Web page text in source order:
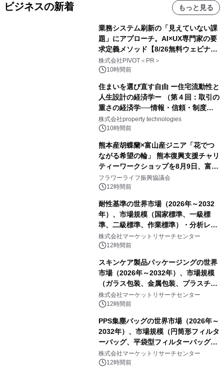
ビジネスの新着 もっと見る
業務システム刷新の「見えていない課
題」にアプローチ。AI×UX専門家の要
求定義メソッド【8/26無料ウェビナ
ー】株式会社PIVOT
株式会社PIVOT＜PR＞
10時間前
住まいを選び直す自由 ー住宅流動性と
人生設計の経済学ー （第４回：取引の
重さの経済学──情報・信頼・制度を
PropTechはどう組み替えるか）｜
PropTech-Lab
株式会社property technologies
10時間前
熊本産胡蝶蘭×富山産ジニア「花でつ
ながる希望の輪」 熊本復興支援チャリ
ティーワークショップを8月9日、富
山・射水で開催
フラワーライフ振興協議会
12時間前
耐性基準の世界市場（2026年～2032
年）、市場規模（国家標準、一級標
準、二級標準、作業標準）・分析レポ
ートを発表
株式会社マーケットリサーチセンター
12時間前
スキンケア製品パッケージングの世界
市場（2026年～2032年）、市場規模
（ガラス包装、金属包装、プラスチッ
ク包装、その他）・分析レポートを発
表
株式会社マーケットリサーチセンター
12時間前
PPS集塵バッグの世界市場（2026年～
2032年）、市場規模（円筒形フィルタ
ーバッグ、平袋型フィルターバッグ、
プリーツフィルターバッグ、その
他）・分析レポートを発表
株式会社マーケットリサーチセンター
12時間前